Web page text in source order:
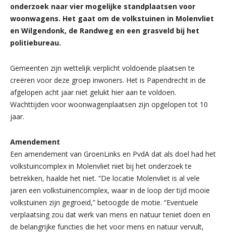
onderzoek naar vier mogelijke standplaatsen voor
woonwagens. Het gaat om de volkstuinen in Molenvliet
en Wilgendonk, de Randweg en een grasveld bij het
politiebureau.
Gemeenten zijn wettelijk verplicht voldoende plaatsen te
creëren voor deze groep inwoners. Het is Papendrecht in de
afgelopen acht jaar niet gelukt hier aan te voldoen.
Wachttijden voor woonwagenplaatsen zijn opgelopen tot 10
jaar.
Amendement
Een amendement van GroenLinks en PvdA dat als doel had het
volkstuincomplex in Molenvliet niet bij het onderzoek te
betrekken, haalde het niet. “De locatie Molenvliet is al vele
jaren een volkstuinencomplex, waar in de loop der tijd mooie
volkstuinen zijn gegroeid,” betoogde de motie. “Eventuele
verplaatsing zou dat werk van mens en natuur teniet doen en
de belangrijke functies die het voor mens en natuur vervult,